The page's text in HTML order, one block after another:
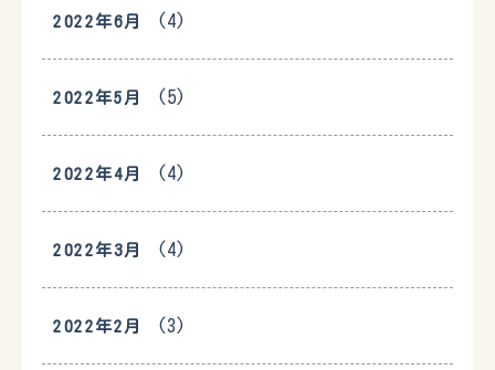
2022年6月 (4)
2022年5月 (5)
2022年4月 (4)
2022年3月 (4)
2022年2月 (3)